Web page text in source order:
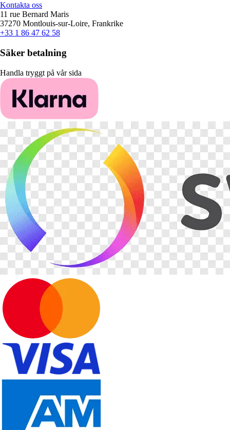
Kontakta oss
11 rue Bernard Maris
37270 Montlouis-sur-Loire, Frankrike
+33 1 86 47 62 58
Säker betalning
Handla tryggt på vår sida